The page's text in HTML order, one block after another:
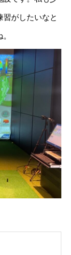
習がしたいなと